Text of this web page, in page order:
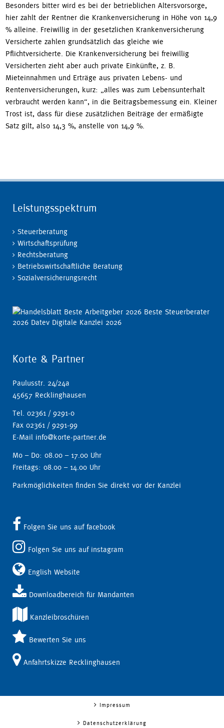
Besonders bitter wird es bei der betrieblichen Altersvorsorge,
hier zahlt der Rentner die Krankenversicherung in Höhe von 14,9
% alleine. Freiwillig in der gesetzlichen Krankenversicherung
Versicherte zahlen grundsätzlich das gleiche wie
Pflichtversicherte. Die Krankenversicherung bei freiwillig
Versicherten zieht aber auch private Einkünfte, z. B.
Mieteinnahmen und Erträge aus privaten Lebens- und
Rentenversicherungen, kurz: „alles was zum Lebensunterhalt
verbraucht werden kann“, in die Beitragsbemessung ein. Kleiner
Trost ist, dass für diese zusätzlichen Beiträge der ermäßigte
Satz gilt, also 14,3 %, anstelle von 14,9 %.
Leistungsspektrum
Steuerberatung
Wirtschaftsprüfung
Rechtsberatung
Betriebswirtschaftliche Beratung
Sozialversicherungsrecht
Korte & Partner
Paulusstr. 24/24a
45657 Recklinghausen
Tel. 02361 / 9291-0
Fax 02361 / 9291-99
E-Mail info@korte-partner.de
Mo – Do: 08.00 – 17.00 Uhr
Freitags: 08.00 – 14.00 Uhr
Parkmöglichkeiten finden Sie direkt vor der Kanzlei
Folgen Sie uns auf facebook
Folgen Sie uns auf instagram
English Website
Downloadbereich für Mandanten
Kanzleibroschüren
Bewerten Sie uns
Anfahrtskizze Recklinghausen
Impressum
Datenschutzerklärung